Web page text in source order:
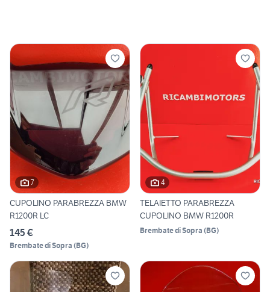
7
CUPOLINO PARABREZZA BMW
R1200R LC
145 €
Brembate di Sopra (BG)
4
TELAIETTO PARABREZZA
CUPOLINO BMW R1200R
Brembate di Sopra (BG)